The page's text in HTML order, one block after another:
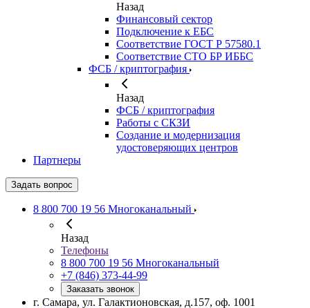
Назад
Финансовый сектор
Подключение к ЕБС
Соответствие ГОСТ Р 57580.1
Соответствие СТО БР ИББС
ФСБ / криптография
Назад
ФСБ / криптография
Работы с СКЗИ
Создание и модернизация
удостоверяющих центров
Партнеры
Задать вопрос
8 800 700 19 56 Многоканальный
Назад
Телефоны
8 800 700 19 56 Многоканальный
+7 (846) 373-44-99
Заказать звонок
г. Самара, ул. Галактионовская, д.157, оф. 1001